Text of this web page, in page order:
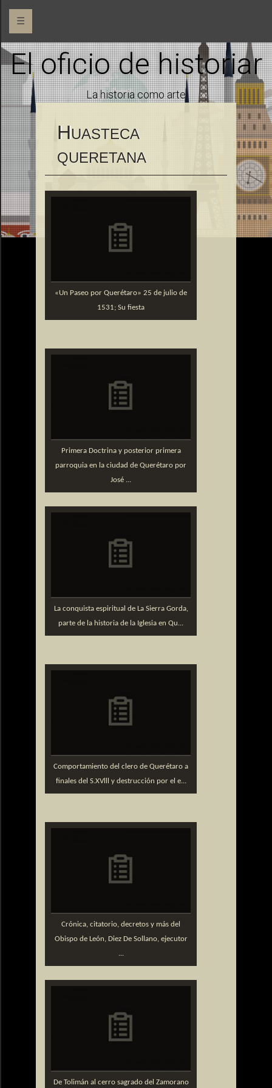
☰
El oficio de historiar
La historia como arte
HUASTECA
QUERETANA
«Un Paseo por Querétaro» 25 de julio de
1531; Su fiesta
Primera Doctrina y posterior primera
parroquia en la ciudad de Querétaro por
José ...
La conquista espiritual de La Sierra Gorda,
parte de la historia de la Iglesia en Qu...
Comportamiento del clero de Querétaro a
finales del S.XVlll y destrucción por el e...
Crónica, citatorio, decretos y más del
Obispo de León, Diez De Sollano, ejecutor
...
De Tolimán al cerro sagrado del Zamorano